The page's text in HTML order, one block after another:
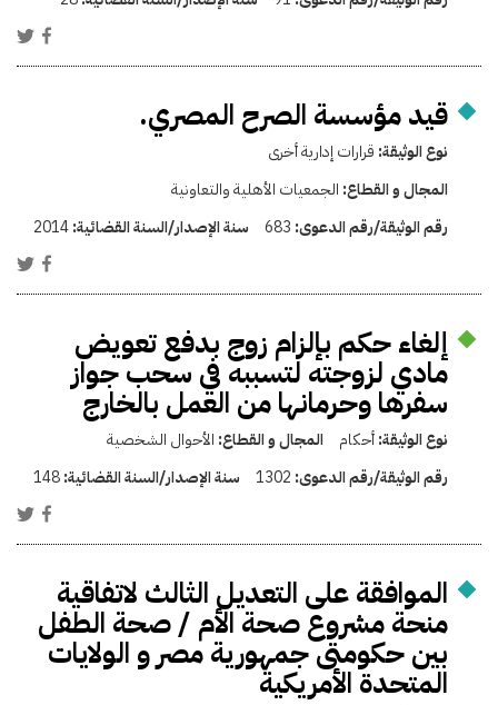
قيد مؤسسة الصرح المصري.
نوع الوثيقة: قرارات إدارية أخرى
المجال و القطاع: الجمعيات الأهلية والتعاونية
رقم الوثيقة/رقم الدعوى: 683 سنة الإصدار/السنة القضائية:2014
إلغاء حكم بإلزام زوج بدفع تعويض
مادي لزوجته لتسببه في سحب جواز
سفرها وحرمانها من العمل بالخارج
نوع الوثيقة:أحكام المجال و القطاع: الأحوال الشخصية
رقم الوثيقة/رقم الدعوى: 1302 سنة الإصدار/السنة القضائية:148
الموافقة على التعديل الثالث لاتفاقية
منحة مشروع صحة الأم / صحة الطفل
بين حكومتى جمهورية مصر و الولايات
المتحدة الأمريكية